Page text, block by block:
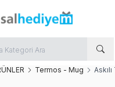
Termos - Mug